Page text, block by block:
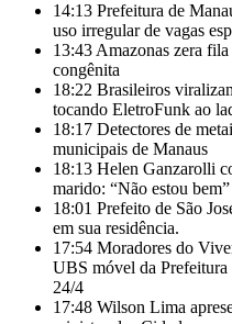
14:13 Prefeitura de
uso irregular de vagas
13:43 Amazonas zera
congênita
18:22 Brasileiros
tocando EletroFunk ao
18:17 Detectores de
municipais de Manaus
18:13 Helen Ganzarolli
marido: “Não estou bem”
18:01 Prefeito de São
em sua residência.
17:54 Moradores do
UBS móvel da Prefeitura
24/4
17:48 Wilson Lima